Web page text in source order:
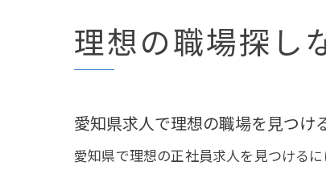
理想の職場探し
愛知県求人で理想の職場を見つけ
愛知県で理想の正社員求人を見つける